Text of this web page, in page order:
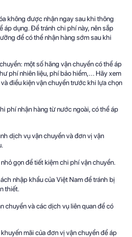
không được nhận ngay sau khi thông
áp dụng. Để tránh chi phí này, nên sắp
để có thể nhận hàng sớm sau khi
một số hãng vận chuyển có thể áp
phí nhiên liệu, phí bảo hiểm,... Hãy xem
điều kiện vận chuyển trước khi lựa chọn
phí nhận hàng từ nước ngoài, có thể áp
dịch vụ vận chuyển và đơn vị vận
gọn để tiết kiệm chi phí vận chuyển.
nhập khẩu của Việt Nam để tránh bị
thiết.
chuyển và các dịch vụ liên quan để có
mãi của đơn vị vận chuyển để áp